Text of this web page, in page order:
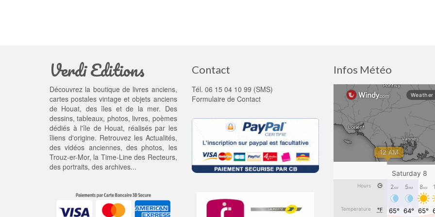
Verdi Editions
Découvrez la boutique de livres anciens,
cartes postales vintage et objets anciens
de Houat, des îles et de la mer. Des
dessins, tableaux, photos, livres, poèmes
dédiés à l'île de Houat, réalisés par les
îliens d'origine. Retrouvez les Actualités,
desvidéos anciennes, desphotos, les
Trouz-er-Mor, la Time-Line des Recteurs,
des portraits, des archives...
Contact
Tél. 06 15 04 10 99 (SMS)
Formulaire de Contact
Infos Météo